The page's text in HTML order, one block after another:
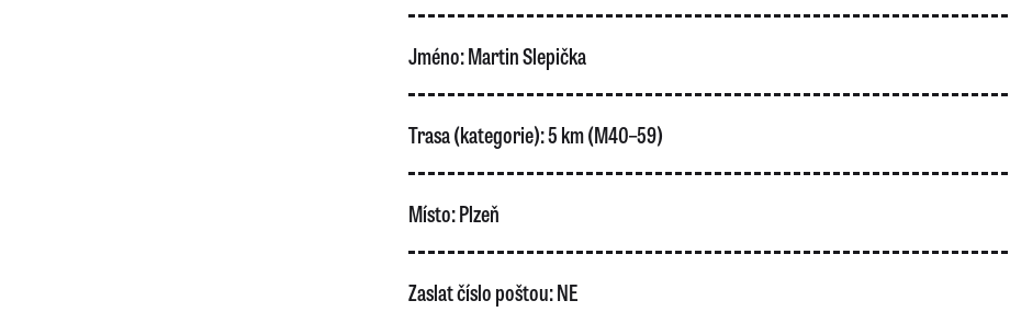
Jméno:Martin Slepička
Trasa (kategorie):5 km (M40–59)
Místo:Plzeň
Zaslat číslo poštou:NE